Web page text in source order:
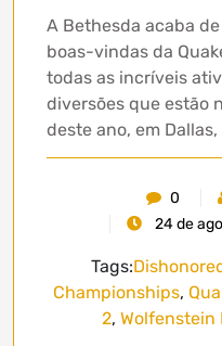
A Bethesda acaba
boas-vindas da
todas as incríveis
diversões que estão
deste ano, em Dallas,
0
24 de
Tags:
Championships,
2, Wolfenstein